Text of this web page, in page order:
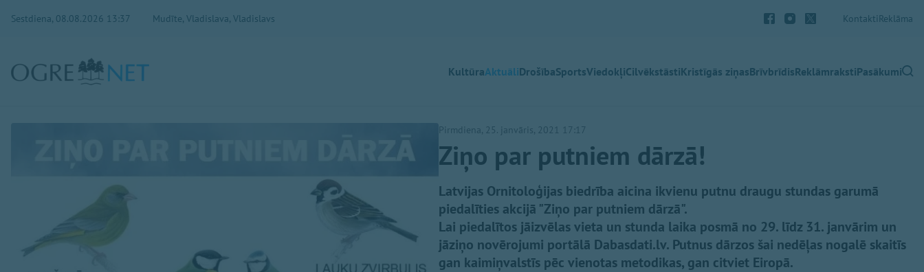
Sestdiena, 08.08.2026 13:37 Mudīte, Vladislava, Vladislavs KontaktiReklāma
KultūraAktuāliDrošībaSportsViedokļiCilvēkstāstiKristīgās ziņasBrīvbrīdisReklāmrakstiPasākumi
Pirmdiena, 25. janvāris, 2021 17:17
Ziņo par putniem dārzā!
Latvijas Ornitoloģijas biedrība aicina ikvienu putnu draugu stundas garumā
piedalīties akcijā "Ziņo par putniem dārzā".
Lai piedalītos jāizvēlas vieta un stunda laika posmā no 29. līdz 31. janvārim un
jāziņo novērojumi portālā Dabasdati.lv. Putnus dārzos šai nedēļas nogalē skaitīs
gan kaimiņvalstīs pēc vienotas metodikas, gan citviet Eiropā.